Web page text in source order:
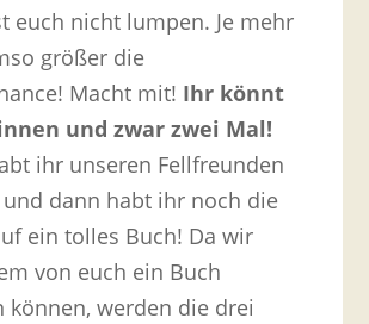
euch nicht lumpen. Je mehr
größer die
Macht mit! Ihr könnt
und zwar zwei Mal!
ihr unseren Fellfreunden
dann habt ihr noch die
ein tolles Buch! Da wir
von euch ein Buch
können, werden die drei